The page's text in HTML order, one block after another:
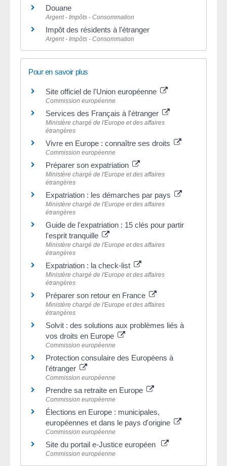
Douane
Argent - Impôts - Consommation
Impôt des résidents à l'étranger
Argent - Impôts - Consommation
Pour en savoir plus
Site officiel de l'Union européenne
Commission européenne
Services des Français à l'étranger
Ministère chargé de l'Europe et des affaires
étrangères
Vivre en Europe : connaître ses droits
Commission européenne
Préparer son expatriation
Ministère chargé de l'Europe et des affaires
étrangères
Expatriation : les démarches par pays
Ministère chargé de l'Europe et des affaires
étrangères
Guide de l'expatriation : 15 clés pour partir
l'esprit tranquille
Ministère chargé de l'Europe et des affaires
étrangères
Expatriation : la check-list
Ministère chargé de l'Europe et des affaires
étrangères
Préparer son retour en France
Ministère chargé de l'Europe et des affaires
étrangères
Solvit : des solutions aux problèmes liés à
vos droits en Europe
Commission européenne
Protection consulaire des Européens à
l'étranger
Commission européenne
Prendre sa retraite en Europe
Commission européenne
Élections en Europe : municipales,
européennes et dans le pays d'origine
Commission européenne
Site du portail e-Justice européen
Commission européenne